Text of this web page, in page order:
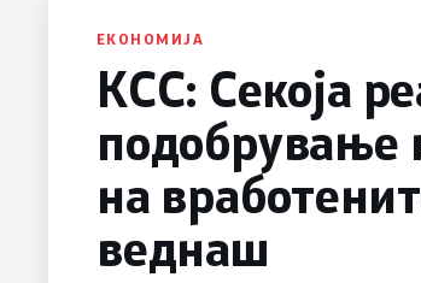
ЕКОНОМИЈА
КСС: Секоја
подобрување
на
веднаш